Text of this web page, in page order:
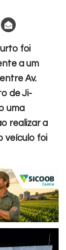
foi
a um
Av.
de Ji-
uma
realizar a
veículo foi